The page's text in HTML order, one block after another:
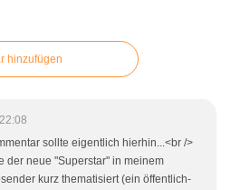
hinzufügen
sollte eigentlich hierhin...<br />
der neue "Superstar" in meinem
kurz thematisiert (ein öffentlich-